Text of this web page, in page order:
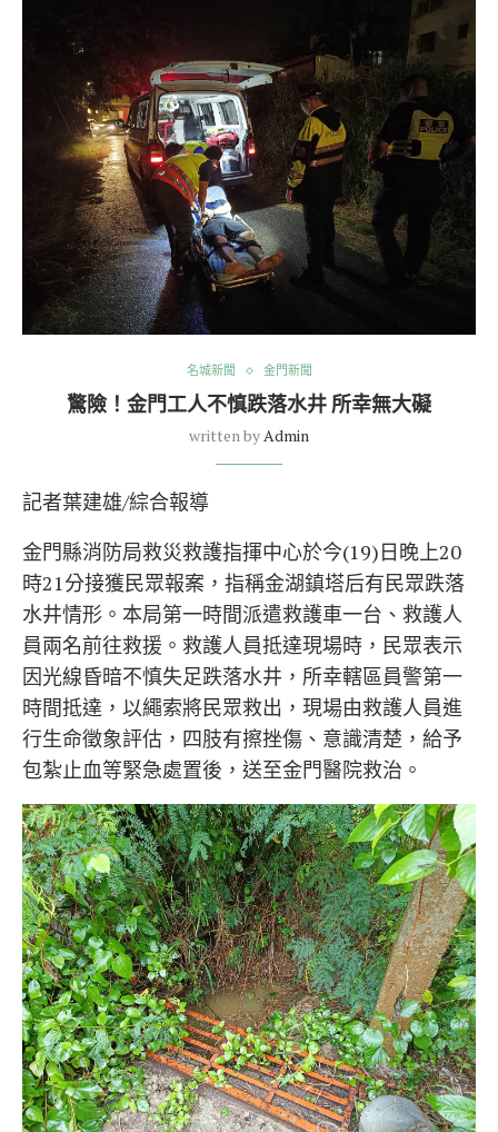
名城新聞 金門新聞
驚險！金門工人不慎跌落水井 所幸無大礙
written byAdmin
記者葉建雄/綜合報導
金門縣消防局救災救護指揮中心於今(19)日晚上20
時21分接獲民眾報案，指稱金湖鎮塔后有民眾跌落
水井情形。本局第一時間派遣救護車一台、救護人
員兩名前往救援。救護人員抵達現場時，民眾表示
因光線昏暗不慎失足跌落水井，所幸轄區員警第一
時間抵達，以繩索將民眾救出，現場由救護人員進
行生命徵象評估，四肢有擦挫傷、意識清楚，給予
包紮止血等緊急處置後，送至金門醫院救治。